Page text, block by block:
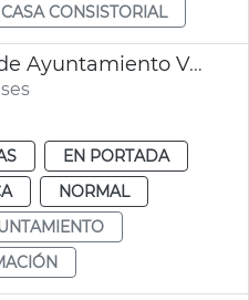
CASA CONSISTORIAL
Formación antifraude Ayuntamiento València
EN PORTADA
NORMAL